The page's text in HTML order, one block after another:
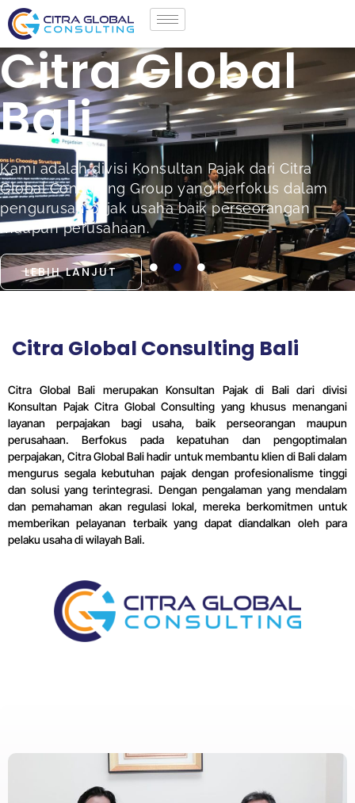
Citra Global
Bali
Kami adalah divisi Konsultan Pajak dari Citra
Global Consulting Group yang berfokus dalam
pengurusan pajak usaha baik perseorangan
maupun perusahaan.
LEBIH LANJUT
Citra Global Consulting Bali
Citra Global Bali merupakan Konsultan Pajak di Bali dari divisi
Konsultan Pajak Citra Global Consulting yang khusus menangani
layanan perpajakan bagi usaha, baik perseorangan maupun
perusahaan. Berfokus pada kepatuhan dan pengoptimalan
perpajakan, Citra Global Bali hadir untuk membantu klien di Bali dalam
mengurus segala kebutuhan pajak dengan profesionalisme tinggi
dan solusi yang terintegrasi. Dengan pengalaman yang mendalam
dan pemahaman akan regulasi lokal, mereka berkomitmen untuk
memberikan pelayanan terbaik yang dapat diandalkan oleh para
pelaku usaha di wilayah Bali.